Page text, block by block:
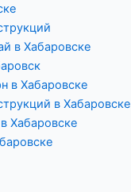
в Хабаровске
в Хабаровске
в Хабаровске
Хабаровске